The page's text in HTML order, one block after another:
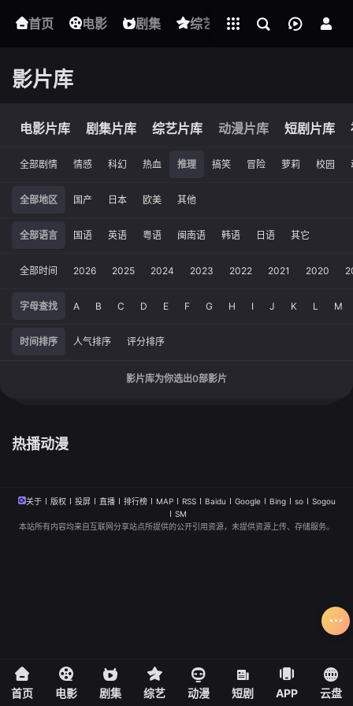
首页 电影 剧集 综艺 动漫 短剧
下载客户端
影片库
电影片库 剧集片库 综艺片库 动漫片库 短剧片库
全部剧情 情感 科幻 热血 推理 搞笑 冒险 萝莉 校园
全部地区 国产 日本 欧美 其他
全部语言 国语 英语 粤语 闽南语 韩语 日语 其它
全部时间 2026 2025 2024 2023 2022 2021 2020
字母查找 A B C D E F G H I J K L M
时间排序 人气排序 评分排序
影片库为你选出0部影片
热播动漫
关于 版权 投屏 直播 排行榜 MAP RSS Baidu Google Bing so
Sogou
SM
本站所有内容均来自互联网分享站点所提供的公开引用资源，未提供资源上传、存储服务。
首页 电影 剧集 综艺 动漫 短剧 APP 云盘